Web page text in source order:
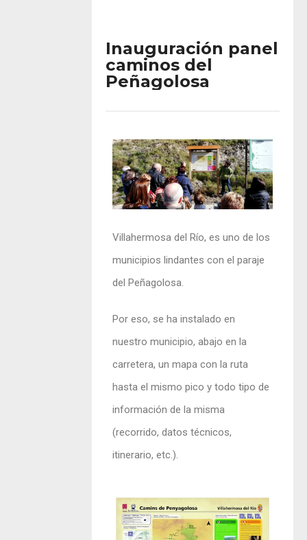
Inauguración panel
caminos del
Peñagolosa
Villahermosa del Río, es uno de los
municipios lindantes con el paraje
del Peñagolosa.
Por eso, se ha instalado en
nuestro municipio, abajo en la
carretera, un mapa con la ruta
hasta el mismo pico y todo tipo de
información de la misma
(recorrido, datos técnicos,
itinerario, etc.).